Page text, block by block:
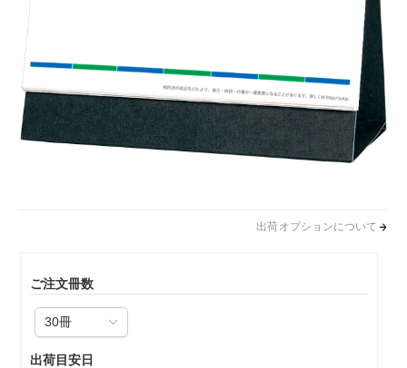
出荷オプションについて
ご注文冊数
出荷目安日